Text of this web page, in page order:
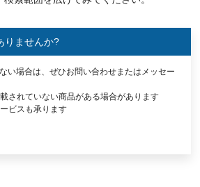
りませんか?
い場合は、ぜひお問い合わせまたはメッセー
されていない商品がある場合があります
ビスも承ります